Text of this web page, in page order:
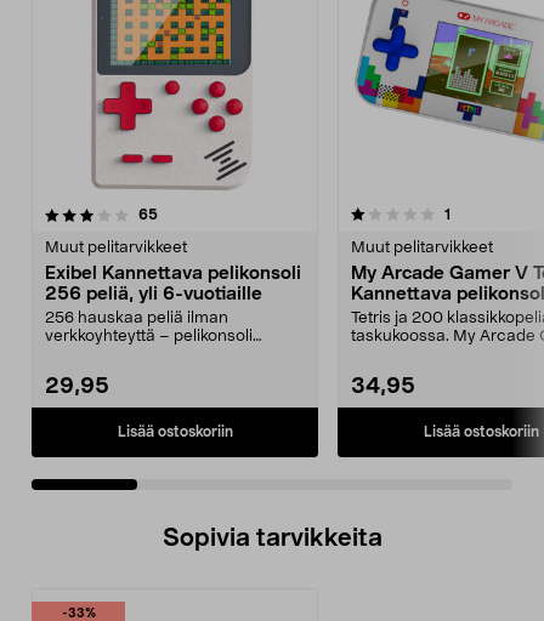
65arvostelut
Muut pelitarvikkeet
Exibel Kannettava pelikonsoli
256 peliä, yli 6-vuotiaille
256 hauskaa peliä ilman
verkkoyhteyttä – pelikonsoli
29,95
Lisää ostoskoriin
1.0 viidestä
1
Muut pelitarvikkeet
My Arcade Gamer V
Kannettava
Tetris ja 200
taskukoossa. My Arcade
34,95
Lisää ostoskoriin
4.5 viidestä
Sopivia tarvikkeita
-33%